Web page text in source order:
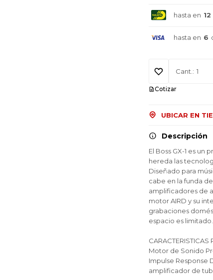
hasta en 12
hasta en 6
1
Cotizar
UBICAR EN
Descripción
El Boss GX-1 es
hereda las
Diseñado para
cabe en la funda
amplificadores de
motor AIRD y su
grabaciones
espacio es limitado.
CARACTERISTICAS
Motor de Sonido
Impulse Response
amplificador de
Comprá en 3 cuotas sin recargo o hasta en
12 cuotas * ¡Solo con tu cédula!
Comprá en 3 cuotas sin recargo o hasta en
12 cuotas * ¡Solo con tu cédula!
Comprá en 3 cuotas sin recargo o hasta en
12 cuotas * ¡Solo con tu cédula!